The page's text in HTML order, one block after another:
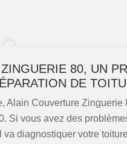
80, UN
DE
Alain Couverture Zinguerie
Si vous avez des
diagnostiquer votre